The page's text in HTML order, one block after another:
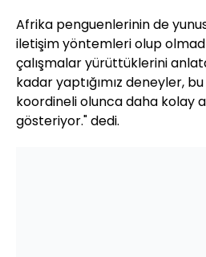
Afrika penguenlerinin de
iletişim yöntemleri olup
çalışmalar yürüttüklerini
kadar yaptığımız deneyler,
koordineli olunca daha kolay
gösteriyor." dedi.